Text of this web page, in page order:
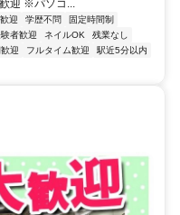
迎 ※パソコ...
迎 学歴不問
固定時間制
者歓迎 ネイルOK
残業なし
迎 フルタイム歓迎
駅近5分以内